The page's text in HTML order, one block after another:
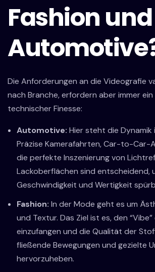
Fashion und
Die Anforderungen an die Videografie
nach Branche, erfordern aber immer
technischer Finesse:
Automotive: Hier steht die Dynamik
Präzise Kamerafahrten, Car-to-Car-
die perfekte Inszenierung von
Lackoberflächen sind entscheidend,
Geschwindigkeit und Wertigkeit
Fashion: In der Mode geht es um
und Textur. Das Ziel ist es, den
einzufangen und die Qualität der
fließende Bewegungen und gezielte
hervorzuheben.